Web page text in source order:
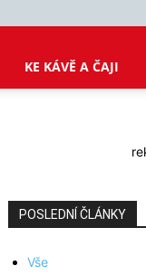
KE KÁVĚ A ČAJI
POSLEDNÍ ČLÁNKY
Vše